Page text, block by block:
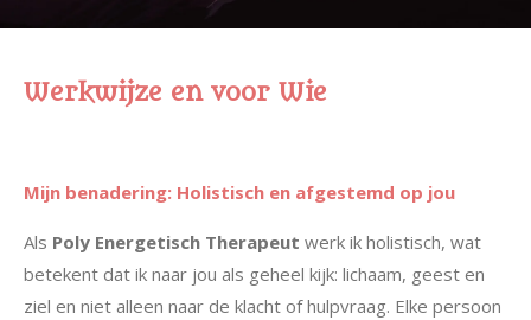
Werkwijze en voor Wie
Mijn benadering: Holistisch en afgestemd op jou
Als Poly Energetisch Therapeut werk ik holistisch, wat
betekent dat ik naar jou als geheel kijk: lichaam, geest en
ziel en niet alleen naar de klacht of hulpvraag. Elke persoon